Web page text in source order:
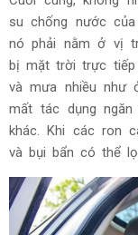
su chống nước
nó phải nằm ở vị
bị mặt trời trực tiếp
và mưa nhiều
mất tác dụng
khác. Khi các ron
và bụi bẩn có thể